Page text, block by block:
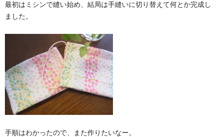
最初はミシンで縫い始め、結局は手縫いに切り替えて何とか完成し
ました。
手順はわかったので、また作りたいなー。